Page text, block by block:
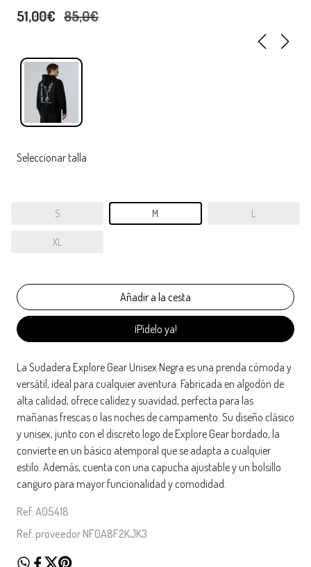
51,00€ 85,0€
Seleccionar talla
S M L
XL
¡Pídelo ya!
La Sudadera Explore Gear Unisex Negra es una prenda cómoda y
versátil, ideal para cualquier aventura. Fabricada en algodón de
alta calidad, ofrece calidez y suavidad, perfecta para las
mañanas frescas o las noches de campamento. Su diseño clásico
y unisex, junto con el discreto logo de Explore Gear bordado, la
convierte en un básico atemporal que se adapta a cualquier
estilo. Además, cuenta con una capucha ajustable y un bolsillo
canguro para mayor funcionalidad y comodidad.
Ref. A05418
Ref. proveedor NF0A8F2KJK3